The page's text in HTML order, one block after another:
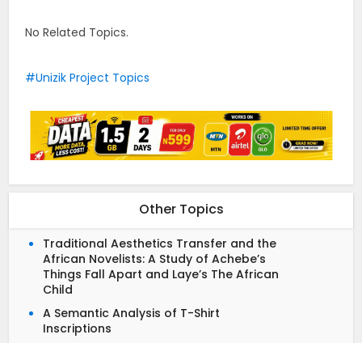
No Related Topics.
Unizik Project Topics
Other Topics
Traditional Aesthetics Transfer and the
African Novelists: A Study of Achebe’s
Things Fall Apart and Laye’s The African
Child
A Semantic Analysis of T-Shirt
Inscriptions